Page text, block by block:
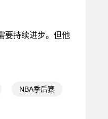
要持续进步。但他
NBA季后赛